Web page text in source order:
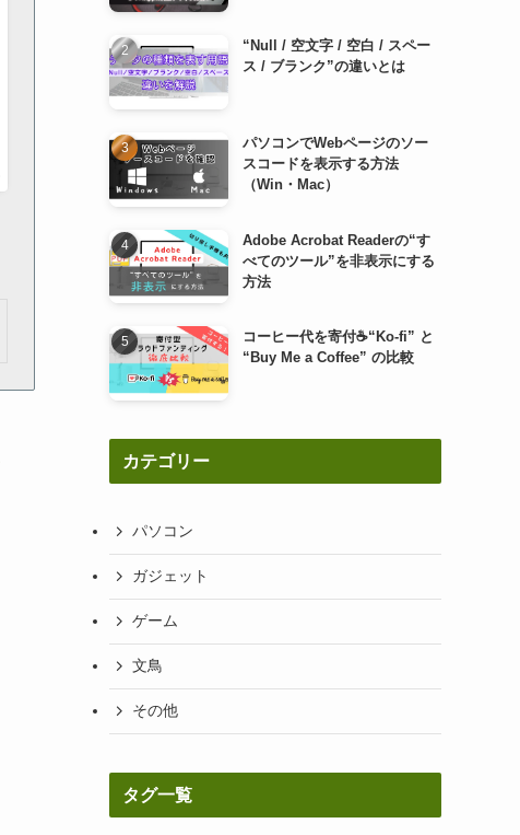
“Null / 空文字 / 空白 / スペー
ス / ブランク”の違いとは
パソコンでWebページのソー
スコードを表示する方法
（Win・Mac）
Adobe Acrobat Readerの“す
べてのツール”を非表示にする
方法
コーヒー代を寄付☕“Ko-fi” と
“Buy Me a Coffee” の比較
カテゴリー
パソコン
ガジェット
ゲーム
文鳥
その他
タグ一覧